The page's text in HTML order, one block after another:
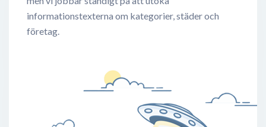
informationstexterna om kategorier, städer och
företag.